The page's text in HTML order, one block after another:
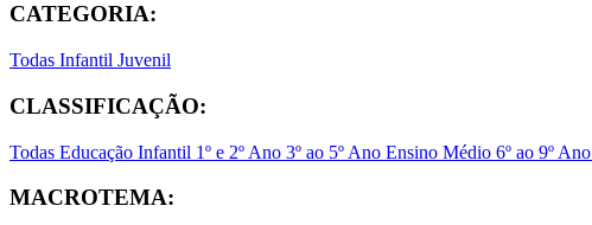
CATEGORIA:
Todas Infantil Juvenil
CLASSIFICAÇÃO:
Todas Educação Infantil 1º e 2º Ano 3º ao 5º Ano Ensino Médio 6º ao 9º Ano
MACROTEMA: